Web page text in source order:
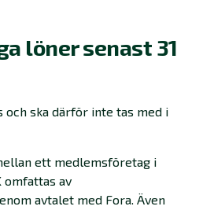
löner senast 31
ska därför inte tas med i
ett medlemsföretag i
omfattas av
avtalet med Fora. Även